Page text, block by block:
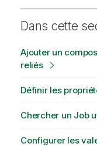
Dans cette
Ajouter un
reliés
Définir les
Chercher un Job
Configurer les